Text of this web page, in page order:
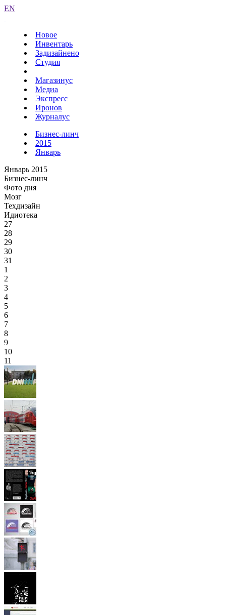
EN
Новое
Инвентарь
Задизайнено
Студия
Магазинус
Медиа
Экспресс
Иронов
Журналус
Бизнес-линч
2015
Январь
Январь 2015
Бизнес-линч
Фото дня
Мозг
Техдизайн
Идиотека
27
28
29
30
31
1
2
3
4
5
6
7
8
9
10
11